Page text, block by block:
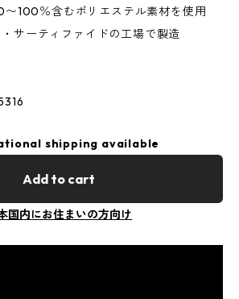
〜100％含むポリエステル素材を使用
サーティファイドの工場で製造
shipping available
Add to cart
国内にお住まいの方向け